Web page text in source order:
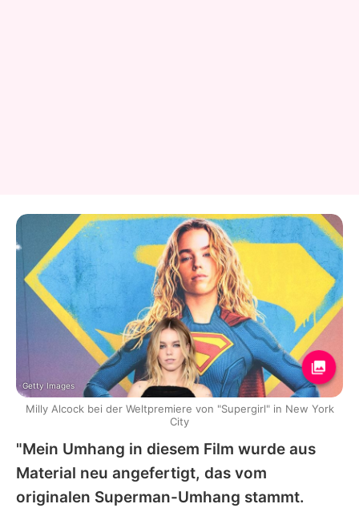
"Mein Umhang in diesem Film wurde aus
Material neu angefertigt, das vom
originalen Superman-Umhang stammt.
Getty Images
Milly Alcock bei der Weltpremiere von "Supergirl" in New York
City